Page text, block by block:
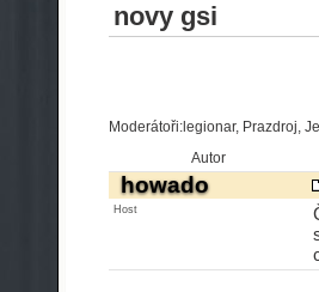
novy gsi
Moderátoři:legionar, Prazdroj,
Autor
howado
Host